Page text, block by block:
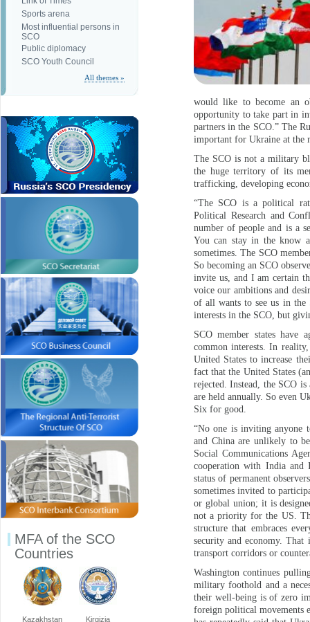
Sports arena
Most influential persons in
SCO
Public diplomacy
SCO Youth Council
All themes »
MFA of the SCO
Countries
Kazakhstan Kirgizia
would like to become an
opportunity to take part in
partners in the SCO.” The
important for Ukraine at the
The SCO is not a military
the huge territory of its
trafficking, developing
“The SCO is a political
Political Research and
number of people and is a
You can stay in the know
sometimes. The SCO
So becoming an SCO
invite us, and I am certain
voice our ambitions and
of all wants to see us in
interests in the SCO, but
SCO member states have
common interests. In
United States to increase
fact that the United States
rejected. Instead, the SCO
are held annually. So even
Six for good.
“No one is inviting anyone
and China are unlikely to
Social Communications
cooperation with India and
status of permanent
sometimes invited to
or global union; it is
not a priority for the US.
structure that embraces
security and economy. That
transport corridors or
Washington continues
military foothold and a
their well-being is of zero
foreign political movements